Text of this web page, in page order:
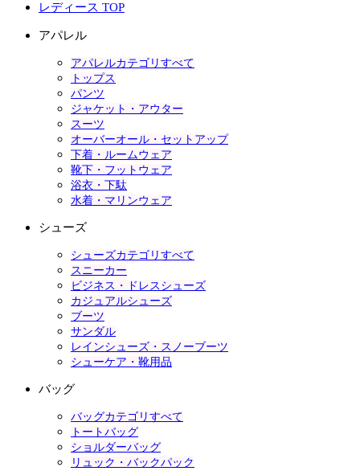
レディース TOP
アパレル
アパレルカテゴリすべて
トップス
パンツ
ジャケット・アウター
スーツ
オーバーオール・セットアップ
下着・ルームウェア
靴下・フットウェア
浴衣・下駄
水着・マリンウェア
シューズ
シューズカテゴリすべて
スニーカー
ビジネス・ドレスシューズ
カジュアルシューズ
ブーツ
サンダル
レインシューズ・スノーブーツ
シューケア・靴用品
バッグ
バッグカテゴリすべて
トートバッグ
ショルダーバッグ
リュック・バックパック